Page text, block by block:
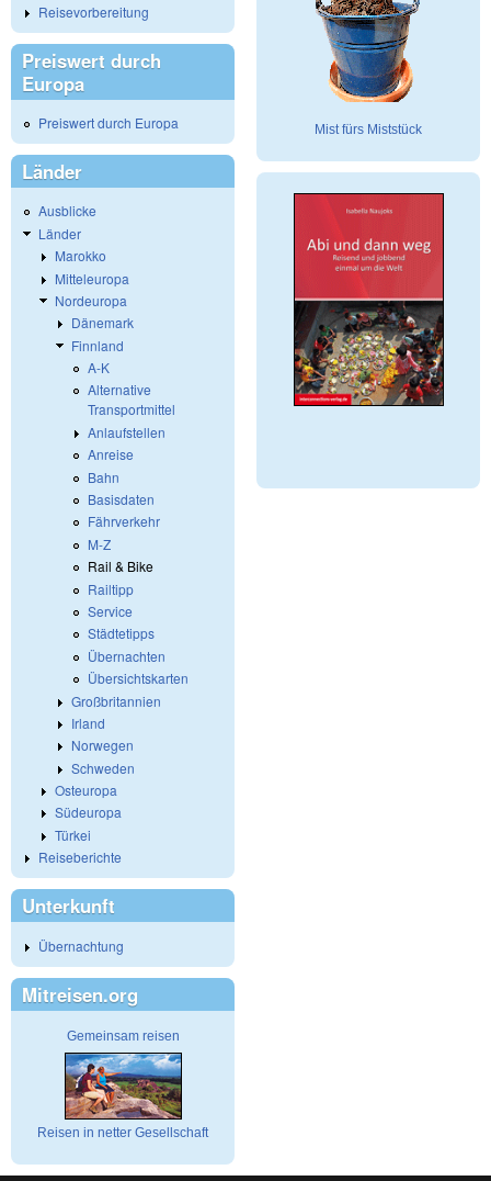
Reisevorbereitung
Preiswert durch
Europa
Preiswert durch Europa
Länder
Ausblicke
Länder
Marokko
Mitteleuropa
Nordeuropa
Dänemark
Finnland
A-K
Alternative
Transportmittel
Anlaufstellen
Anreise
Bahn
Basisdaten
Fährverkehr
M-Z
Rail & Bike
Railtipp
Service
Städtetipps
Übernachten
Übersichtskarten
Großbritannien
Irland
Norwegen
Schweden
Osteuropa
Südeuropa
Türkei
Reiseberichte
Unterkunft
Übernachtung
Mitreisen.org
Gemeinsam reisen
Reisen in netter Gesellschaft
Mist fürs Miststück